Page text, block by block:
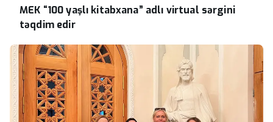
MEK “100 yaşlı kitabxana” adlı virtual sərgini
təqdim edir